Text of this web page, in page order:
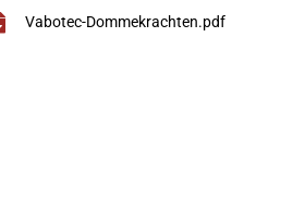
Vabotec-Dommekrachten.pdf